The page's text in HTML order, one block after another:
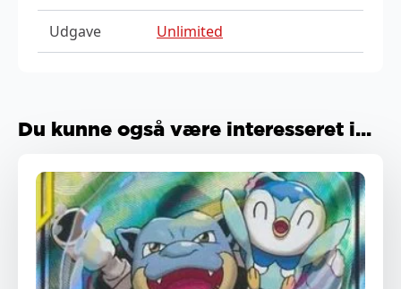
Udgave Unlimited
Du kunne også være interesseret i...